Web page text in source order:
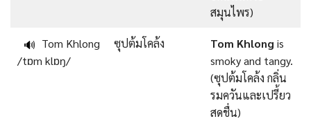
สมุนไพร)
🔊 Tom Khlong
/tɒm klɒŋ/
ซุปต้มโคล้ง Tom Khlong is
smoky and tangy.
(ซุปต้มโคล้ง กลิ่น
รมควันและเปรี้ยว
สดชื่น)